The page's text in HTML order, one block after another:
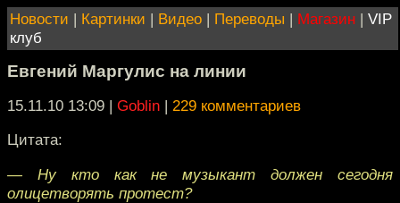
Новости | Картинки | Видео | Переводы | Магазин | VIP
клуб
Евгений Маргулис на линии
15.11.10 13:09 | Goblin | 229 комментариев
Цитата:
— Ну кто как не музыкант должен сегодня
олицетворять протест?